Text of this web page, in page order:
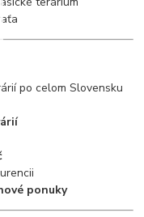
po celom Slovensku
ponuky